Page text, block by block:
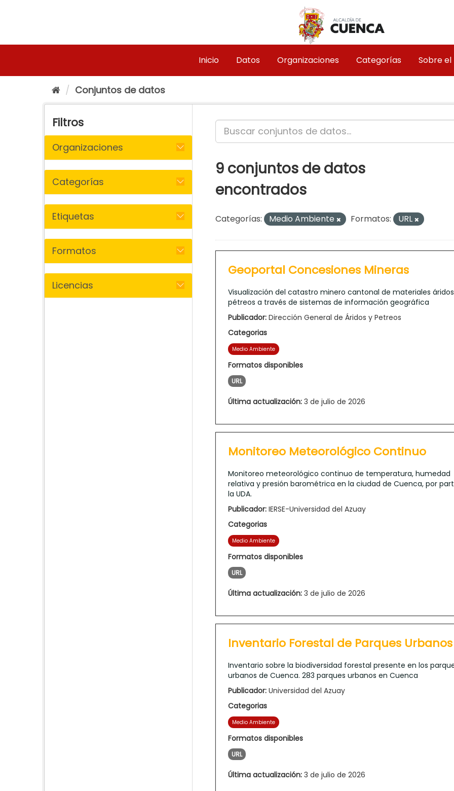
Inicio Datos Organizaciones Categorías Sobre
Conjuntos de datos
Filtros
Organizaciones
Categorías
Etiquetas
Formatos
Licencias
9 conjuntos de datos
encontrados
Categorías: Medio Ambiente Formatos: URL
Geoportal Concesiones Mineras
Visualización del catastro minero cantonal de materiales
pétreos a través de sistemas de información geográfica
Publicador: Dirección General de Áridos y Petreos
Categorias
Medio Ambiente
Formatos disponibles
URL
Última actualización: 3 de julio de 2026
Monitoreo Meteorológico Continuo
Monitoreo meteorológico continuo de temperatura, humedad
relativa y presión barométrica en la ciudad de Cuenca, por
la UDA.
Publicador: IERSE-Universidad del Azuay
Categorias
Medio Ambiente
Formatos disponibles
URL
Última actualización: 3 de julio de 2026
Inventario Forestal de Parques Urbanos
Inventario sobre la biodiversidad forestal presente en los
urbanos de Cuenca. 283 parques urbanos en Cuenca
Publicador: Universidad del Azuay
Categorias
Medio Ambiente
Formatos disponibles
URL
Última actualización: 3 de julio de 2026